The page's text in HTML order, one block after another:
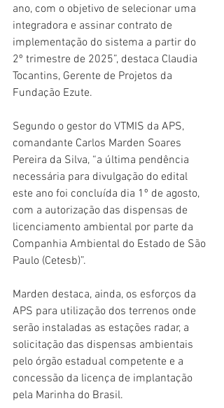
ano, com o objetivo de selecionar uma
integradora e assinar contrato de
implementação do sistema a partir do
2º trimestre de 2025”, destaca Claudia
Tocantins, Gerente de Projetos da
Fundação Ezute.
Segundo o gestor do VTMIS da APS,
comandante Carlos Marden Soares
Pereira da Silva, “a última pendência
necessária para divulgação do edital
este ano foi concluída dia 1º de agosto,
com a autorização das dispensas de
licenciamento ambiental por parte da
Companhia Ambiental do Estado de São
Paulo (Cetesb)”.
Marden destaca, ainda, os esforços da
APS para utilização dos terrenos onde
serão instaladas as estações radar, a
solicitação das dispensas ambientais
pelo órgão estadual competente e a
concessão da licença de implantação
pela Marinha do Brasil.